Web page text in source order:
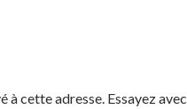
à cette adresse. Essayez avec